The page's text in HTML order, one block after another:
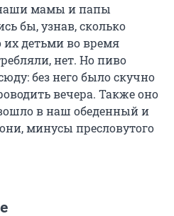
мамы и папы
бы, узнав, сколько
детьми во время
нет. Но пиво
без него было скучно
вечера. Также оно
в наш обеденный и
минусы пресловутого